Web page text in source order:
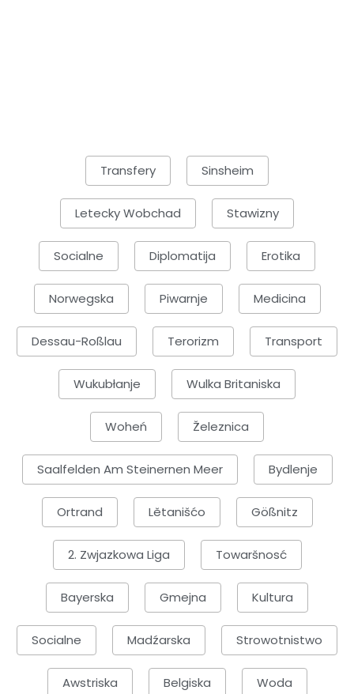
Transfery Sinsheim
Letecky Wobchad Stawizny
Socialne Diplomatija Erotika
Norwegska Piwarnje Medicina
Dessau-Roßlau Terorizm Transport
Wukubłanje Wulka Britaniska
Woheń Železnica
Saalfelden Am Steinernen Meer Bydlenje
Ortrand Lětanišćo Gößnitz
2. Zwjazkowa Liga Towaršnosć
Bayerska Gmejna Kultura
Socialne Madźarska Strowotnistwo
Awstriska Belgiska Woda